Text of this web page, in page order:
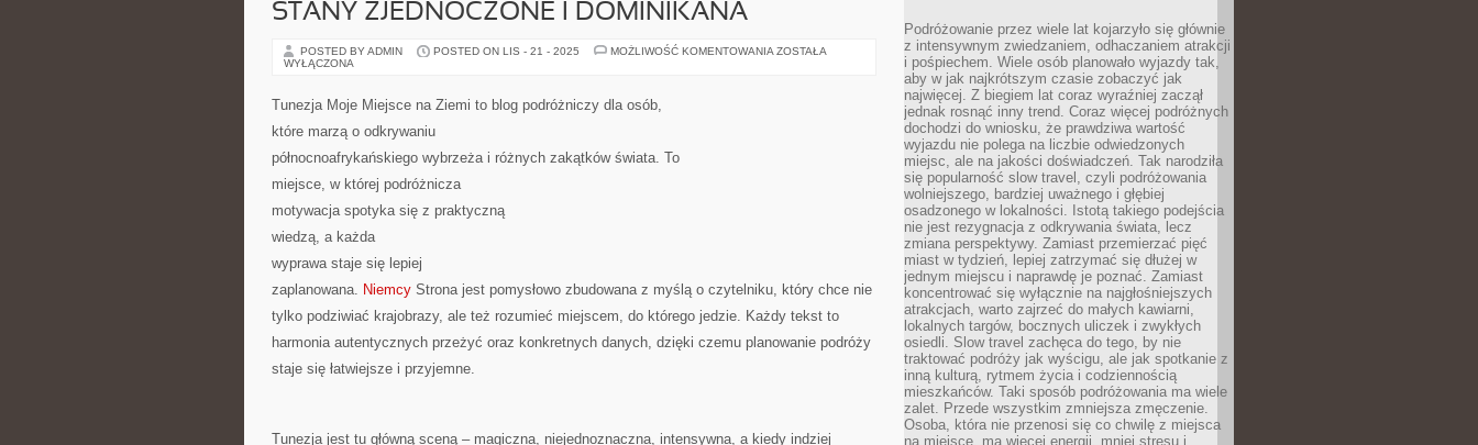
STANY ZJEDNOCZONE I DOMINIKANA
POSTED BY ADMIN POSTED ON LIS - 21 - 2025 MOŻLIWOŚĆ KOMENTOWANIA STANY
ZOSTAŁA
WYŁĄCZONA
Tunezja Moje Miejsce na Ziemi to blog podróżniczy dla osób,
które marzą o odkrywaniu
północnoafrykańskiego wybrzeża i różnych zakątków świata. To
miejsce, w której podróżnicza
motywacja spotyka się z praktyczną
wiedzą, a każda
wyprawa staje się lepiej
zaplanowana. Niemcy Strona jest pomysłowo zbudowana z myślą o czytelniku, który chce nie
tylko podziwiać krajobrazy, ale też rozumieć miejscem, do którego jedzie. Każdy tekst to
harmonia autentycznych przeżyć oraz konkretnych danych, dzięki czemu planowanie podróży
staje się łatwiejsze i przyjemne.
Tunezja jest tu główną sceną – magiczna, niejednoznaczna, intensywna, a kiedy indziej
Podróżowanie przez wiele lat kojarzyło się głównie
z intensywnym zwiedzaniem, odhaczaniem atrakcji
i pośpiechem. Wiele osób planowało wyjazdy tak,
aby w jak najkrótszym czasie zobaczyć jak
najwięcej. Z biegiem lat coraz wyraźniej zaczął
jednak rosnąć inny trend. Coraz więcej podróżnych
dochodzi do wniosku, że prawdziwa wartość
wyjazdu nie polega na liczbie odwiedzonych
miejsc, ale na jakości doświadczeń. Tak narodziła
się popularność slow travel, czyli podróżowania
wolniejszego, bardziej uważnego i głębiej
osadzonego w lokalności. Istotą takiego podejścia
nie jest rezygnacja z odkrywania świata, lecz
zmiana perspektywy. Zamiast przemierzać pięć
miast w tydzień, lepiej zatrzymać się dłużej w
jednym miejscu i naprawdę je poznać. Zamiast
koncentrować się wyłącznie na najgłośniejszych
atrakcjach, warto zajrzeć do małych kawiarni,
lokalnych targów, bocznych uliczek i zwykłych
osiedli. Slow travel zachęca do tego, by nie
traktować podróży jak wyścigu, ale jak spotkanie z
inną kulturą, rytmem życia i codziennością
mieszkańców. Taki sposób podróżowania ma wiele
zalet. Przede wszystkim zmniejsza zmęczenie.
Osoba, która nie przenosi się co chwilę z miejsca
na miejsce, ma więcej energii, mniej stresu i